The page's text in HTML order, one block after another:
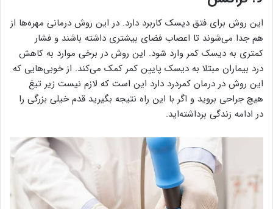
این روش برای فتق دیسک کاربرد دارد. در این روش درمانی مهره‌ها از
هم جدا می‌شوند تا اعصاب فضای بیشتری داشته باشند و فشار
کمتری به دیسک کمر وارد شود. این روش در برخی موارد به کاهش
درد بیماران مبتلا به دیسک پایین کمر کمک می‌کند. از خوبی‌هایی که
این روش در درمان کمردرد دارد این است که لازم نیست زیر تیغ
هیچ جراحی بروید و اگر با این راه نتیجه بگیرید قدم خیلی بزرگی را
در ادامه زندگی برداشته‌اید.